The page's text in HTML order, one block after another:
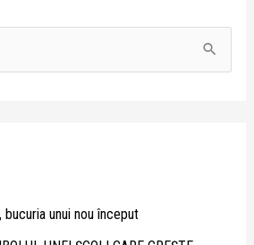
bucuria unui nou început